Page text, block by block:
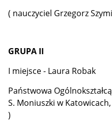
( nauczyciel Grzegorz
GRUPA II
I miejsce - Laura Robak
Państwowa
S. Moniuszki w
)